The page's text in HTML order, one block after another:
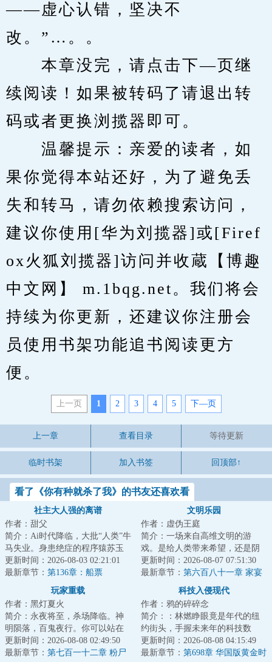
——虚心认错，坚决不
改。”…。。
本章没完，请点击下—页继
续阅读！如果被转码了请退出转
码或者更换浏揽器即可。
温馨提示：亲爱的读者，如
果你觉得本站还好，为了避免丢
失和转马，请勿依赖搜索访问，
建议你使用[华为刘揽器]或[Firef
ox火狐刘揽器]访问并收蔵【博趣
中文网】 m.1bqg.net。我们将会
持续为你更新，还建议你注册会
员使用书架功能追书阅读更方
便。
上一页 1 2 3 4 5 下—页
上一章 查看目录 等待更新
临时书架 加入书签 回顶部↑
看了《你有种就杀了我》的书友还喜欢看
社主大人强的离谱
作者：甜父
简介：Ai时代降临，大批“人类”牛
马失业。身患绝症的程序猿苏玉
阳，成为失业大军中的一员，好
在他拥有一...
更新时间：2026-08-03 02:21:01
最新章节： 第136章：船票
文明乐园
作者：虚伪王庭
简介：一场来自高维文明的游
戏。是给人类带来希望，还是阴
谋？面对即将熄灭的文明。是帮
助点燃火种，还是...
更新时间：2026-08-07 07:51:30
最新章节： 第六百八十一章 家宴
（为白银盟主冰衫沐雪加更）
（四合一）
玩家重载
作者：黑灯夏火
简介：永夜将至，杀场降临。神
明陨落，百鬼夜行。你可以站在
台前，向世人宣布时代浪潮的到
来，也可以隐匿...
更新时间：2026-08-08 02:49:50
最新章节： 第七百一十二章 粉尸
科技入侵现代
作者：鸦的碎碎念
简介：：林燃睁眼竟是年代的纽
约街头，手握未来年的科技数
据，却成了没有身份的“黑户”。他
不得不用一篇...
更新时间：2026-08-08 04:15:49
最新章节： 第698章 华国版黄金时